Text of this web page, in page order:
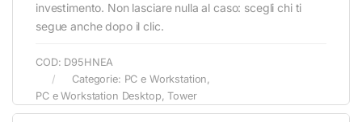
investimento. Non lasciare nulla al caso: scegli chi ti
segue anche dopo il clic.
COD: D95HNEA
Categorie: PC e Workstation,
PC e Workstation Desktop,Tower